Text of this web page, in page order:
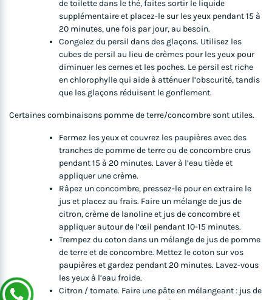
de toilette dans le thé, faites sortir le liquide
supplémentaire et placez-le sur les yeux pendant 15 à
20 minutes, une fois par jour, au besoin.
Congelez du persil dans des glaçons. Utilisez les
cubes de persil au lieu de crèmes pour les yeux pour
diminuer les cernes et les poches. Le persil est riche
en chlorophylle qui aide à atténuer l’obscurité, tandis
que les glaçons réduisent le gonflement.
Certaines combinaisons pomme de terre/concombre sont utiles.
Fermez les yeux et couvrez les paupières avec des
tranches de pomme de terre ou de concombre crus
pendant 15 à 20 minutes. Laver à l’eau tiède et
appliquer une crème.
Râpez un concombre, pressez-le pour en extraire le
jus et placez au frais. Faire un mélange de jus de
citron, crème de lanoline et jus de concombre et
appliquer autour de l’œil pendant 10-15 minutes.
Trempez du coton dans un mélange de jus de pomme
de terre et de concombre. Mettez le coton sur vos
paupières et gardez pendant 20 minutes. Lavez-vous
les yeux à l’eau froide.
Citron / tomate. Faire une pâte en mélangeant : jus de